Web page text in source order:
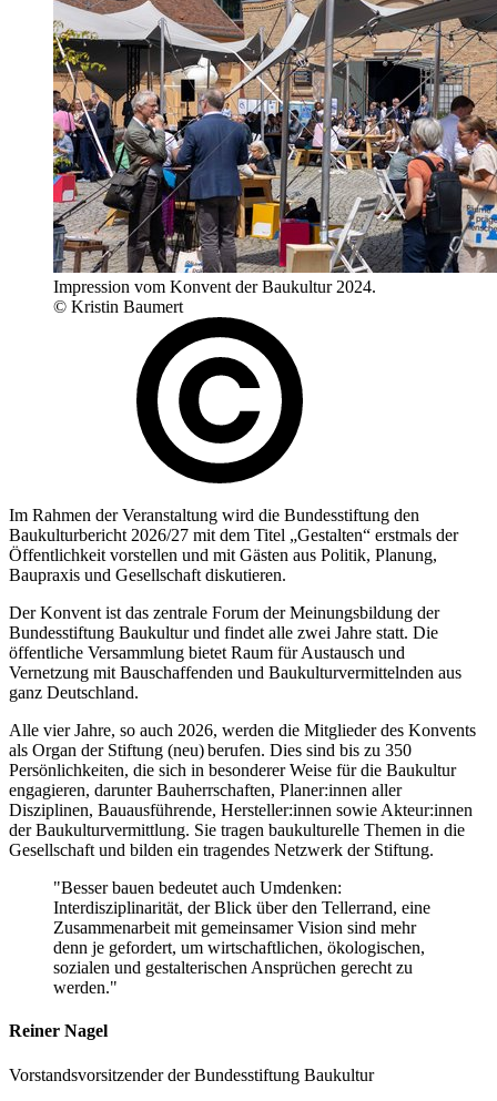
Impression vom Konvent der Baukultur 2024.
© Kristin Baumert
Im Rahmen der Veranstaltung wird die Bundesstiftung den
Baukulturbericht 2026/27 mit dem Titel „Gestalten“ erstmals der
Öffentlichkeit vorstellen und mit Gästen aus Politik, Planung,
Baupraxis und Gesellschaft diskutieren.
Der Konvent ist das zentrale Forum der Meinungsbildung der
Bundesstiftung Baukultur und findet alle zwei Jahre statt. Die
öffentliche Versammlung bietet Raum für Austausch und
Vernetzung mit Bauschaffenden und Baukulturvermittelnden aus
ganz Deutschland.
Alle vier Jahre, so auch 2026, werden die Mitglieder des Konvents
als Organ der Stiftung (neu) berufen. Dies sind bis zu 350
Persönlichkeiten, die sich in besonderer Weise für die Baukultur
engagieren, darunter Bauherrschaften, Planer:innen aller
Disziplinen, Bauausführende, Hersteller:innen sowie Akteur:innen
der Baukulturvermittlung. Sie tragen baukulturelle Themen in die
Gesellschaft und bilden ein tragendes Netzwerk der Stiftung.
Besser bauen bedeutet auch Umdenken:
Interdisziplinarität, der Blick über den Tellerrand, eine
Zusammenarbeit mit gemeinsamer Vision sind mehr
denn je gefordert, um wirtschaftlichen, ökologischen,
sozialen und gestalterischen Ansprüchen gerecht zu
werden.
Reiner Nagel
Vorstandsvorsitzender der Bundesstiftung Baukultur